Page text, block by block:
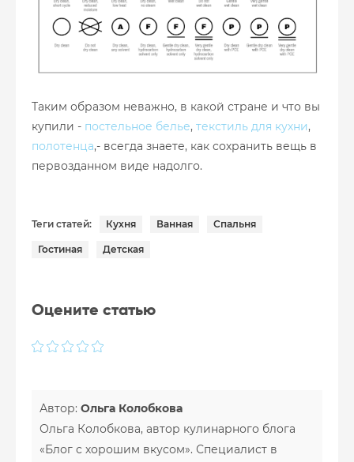
Таким образом неважно, в какой стране и что вы
купили - постельное белье, текстиль для кухни,
полотенца,- всегда знаете, как сохранить вещь в
первозданном виде надолго.
Теги статей: Кухня Ванная Спальня
Гостиная Детская
Оцените статью
Автор: Ольга Колобкова
Ольга Колобкова, автор кулинарного блога
«Блог с хорошим вкусом». Специалист в